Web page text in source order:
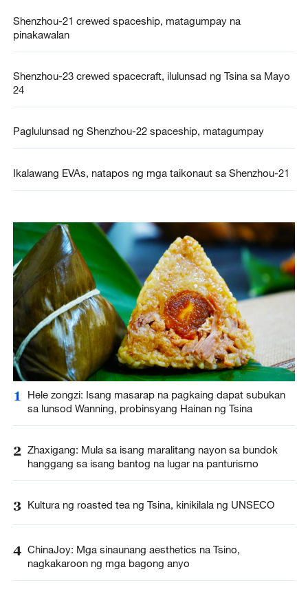
Shenzhou-21 crewed spaceship, matagumpay na
pinakawalan
Shenzhou-23 crewed spacecraft, ilulunsad ng Tsina sa Mayo
24
Paglulunsad ng Shenzhou-22 spaceship, matagumpay
Ikalawang EVAs, natapos ng mga taikonaut sa Shenzhou-21
1
Hele zongzi: Isang masarap na pagkaing dapat subukan
sa lunsod Wanning, probinsyang Hainan ng Tsina
2 Zhaxigang: Mula sa isang maralitang nayon sa bundok
hanggang sa isang bantog na lugar na panturismo
3 Kultura ng roasted tea ng Tsina, kinikilala ng UNSECO
4 ChinaJoy: Mga sinaunang aesthetics na Tsino,
nagkakaroon ng mga bagong anyo